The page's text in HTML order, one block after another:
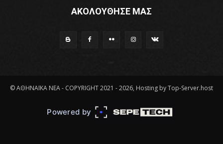
ΑΚΟΛΟΥΘΗΣΕ ΜΑΣ
© ΑΘΗΝΑΪΚΑ ΝΕΑ - COPYRIGHT 2021 - 2026, Hosting by Top-Server.host
Powered by